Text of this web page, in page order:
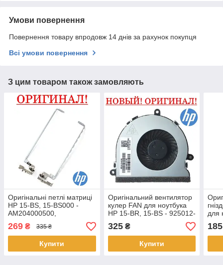
Умови повернення
Повернення товару впродовж 14 днів за рахунок покупця
Всі умови повернення
З цим товаром також замовляють
Оригінальні петлі матриці
HP 15-BS, 15-BS000 -
AM204000500,
269 ₴ 335 ₴
Купити
Оригінальний вентилятор
кулер FAN для ноутбука
HP 15-BR, 15-BS - 925012-
325₴
Купити
для
185